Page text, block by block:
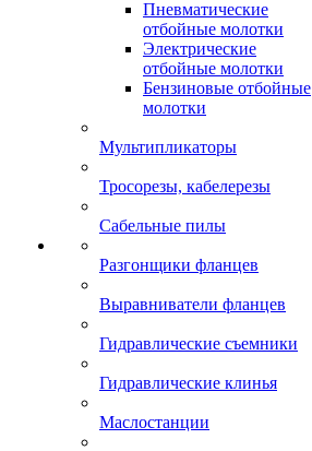
Пневматические
отбойные молотки
Электрические
отбойные молотки
Бензиновые отбойные
молотки
Мультипликаторы
Тросорезы, кабелерезы
Сабельные пилы
Разгонщики фланцев
Выравниватели фланцев
Гидравлические съемники
Гидравлические клинья
Маслостанции